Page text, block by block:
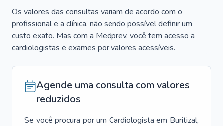
Os valores das consultas variam de acordo com o
profissional e a clínica, não sendo possível definir um
custo exato. Mas com a Medprev, você tem acesso a
cardiologistas e exames por valores acessíveis.
Agende uma consulta com valores
reduzidos
Se você procura por um Cardiologista em Buritizal,